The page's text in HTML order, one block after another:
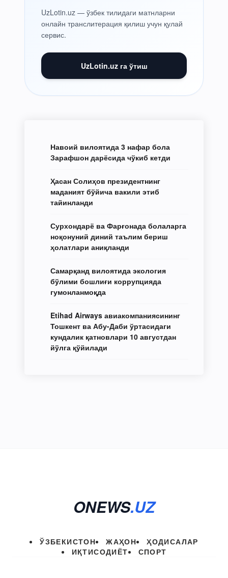
UzLotin.uz — ўзбек тилидаги матнларни
онлайн транслитерация қилиш учун қулай
сервис.
UzLotin.uz га ўтиш
Навоий вилоятида 3 нафар бола
Зарафшон дарёсида чўкиб кетди
Ҳасан Солиҳов президентнинг
маданият бўйича вакили этиб
тайинланди
Сурхондарё ва Фарғонада болаларга
ноқонуний диний таълим бериш
ҳолатлари аниқланди
Самарқанд вилоятида экология
бўлими бошлиғи коррупцияда
гумонланмоқда
Etihad Airways авиакомпаниясининг
Тошкент ва Абу-Даби ўртасидаги
кундалик қатновлари 10 августдан
йўлга қўйилади
ONEWS.UZ
ЎЗБЕКИСТОН ЖАҲОН
ҲОДИСАЛАР
ИҚТИСОДИЁТ
СПОРТ